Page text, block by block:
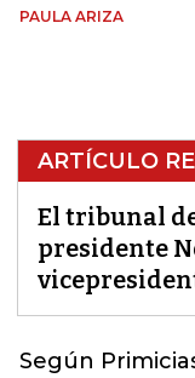
PAULA ARIZA
ARTÍCULO
El tribunal
presidente
Según